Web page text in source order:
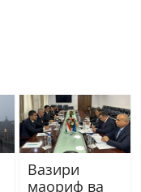
Вазири
маориф ва